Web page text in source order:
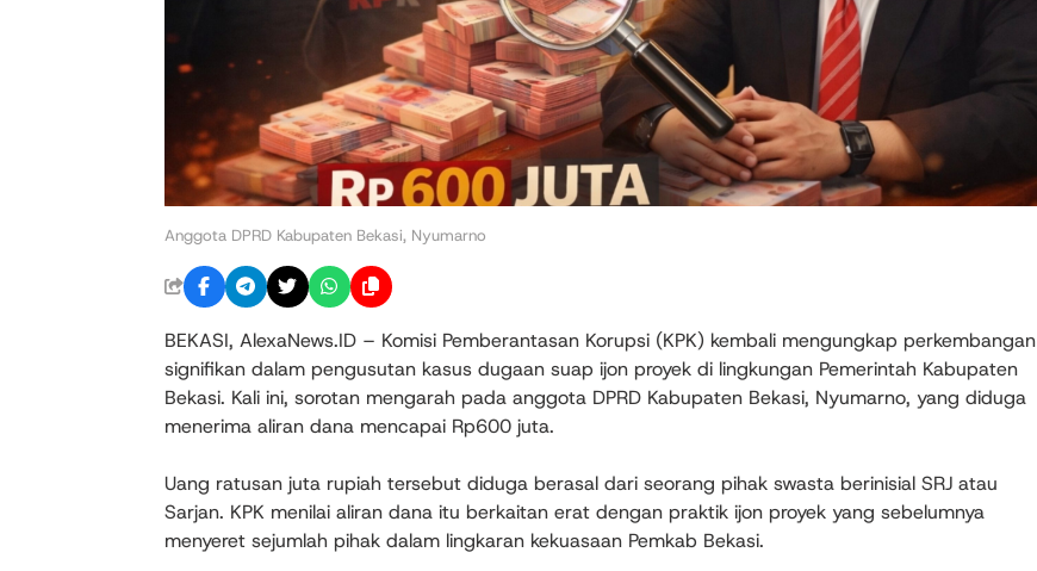
Anggota DPRD Kabupaten Bekasi, Nyumarno
BEKASI, AlexaNews.ID – Komisi Pemberantasan Korupsi (KPK) kembali mengungkap perkembangan
signifikan dalam pengusutan kasus dugaan suap ijon proyek di lingkungan Pemerintah Kabupaten
Bekasi. Kali ini, sorotan mengarah pada anggota DPRD Kabupaten Bekasi, Nyumarno, yang diduga
menerima aliran dana mencapai Rp600 juta.
Uang ratusan juta rupiah tersebut diduga berasal dari seorang pihak swasta berinisial SRJ atau
Sarjan. KPK menilai aliran dana itu berkaitan erat dengan praktik ijon proyek yang sebelumnya
menyeret sejumlah pihak dalam lingkaran kekuasaan Pemkab Bekasi.